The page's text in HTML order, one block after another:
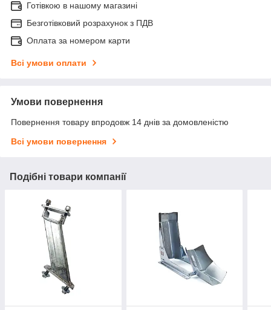
Готівкою в нашому магазині
Безготівковий розрахунок з ПДВ
Оплата за номером карти
Всі умови оплати
Умови повернення
Повернення товару впродовж 14 днів за домовленістю
Всі умови повернення
Подібні товари компанії